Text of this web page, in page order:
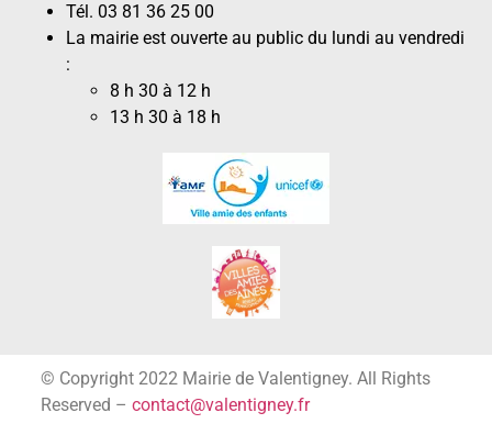
Tél. 03 81 36 25 00
La mairie est ouverte au public du lundi au vendredi
:
8 h 30 à 12 h
13 h 30 à 18 h
© Copyright 2022 Mairie de Valentigney. All Rights
Reserved – contact@valentigney.fr